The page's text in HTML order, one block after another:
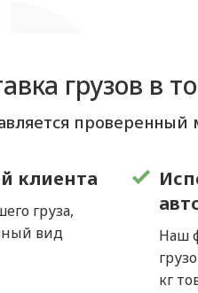
грузов в
проверенный
клиента
груза,
вид
Наш
кг